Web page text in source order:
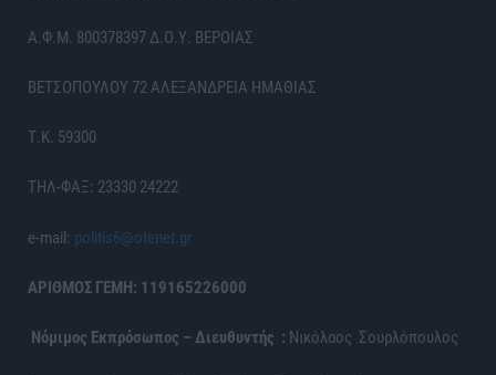
Α.Φ.Μ. 800378397 Δ.Ο.Υ. ΒΕΡΟΙΑΣ
ΒΕΤΣΟΠΟΥΛΟΥ 72 ΑΛΕΞΑΝΔΡΕΙΑ ΗΜΑΘΙΑΣ
Τ.Κ. 59300
ΤΗΛ-ΦΑΞ: 23330 24222
e-mail: politis6@otenet.gr
ΑΡΙΘΜΟΣ ΓΕΜΗ: 119165226000
Νόμιμος Εκπρόσωπος – Διευθυντής : Νικόλαος Σουρλόπουλος